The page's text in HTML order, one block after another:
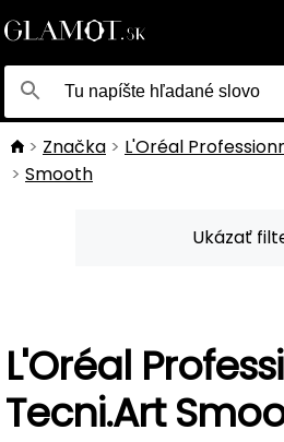
Značka L'Oréal
Smooth
Ukázať
L'Oréal
Tecni.Art